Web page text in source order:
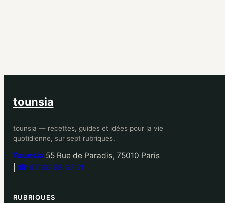
tounsia
tounsia — recettes, guides et idées pour la vie
quotidienne, sur sept rubriques.
Tounsia 55 Rue de Paradis, 75010 Paris
☎ 07 66 68 37 21
RUBRIQUES